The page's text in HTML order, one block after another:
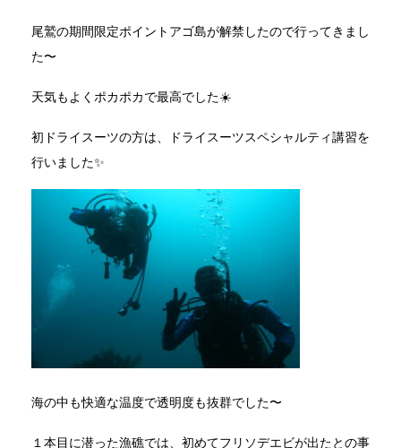
尾鷲の期間限定ポイントアゴ島が解禁したので行ってきまし
た〜
天気もよくポカポカで最高でした☀️
初ドライスーツの方は、ドライスーツスペシャルティ講習を
行いました✨
海の中も快適な温度で透明度も抜群でした〜
１本目に潜った漁礁では、初めてフリソデエビが出たとの事